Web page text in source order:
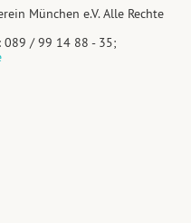
München e.V. Alle Rechte
089 / 99 14 88 - 35;